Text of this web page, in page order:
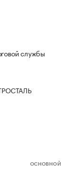
службы
ОСНОВНОЙ